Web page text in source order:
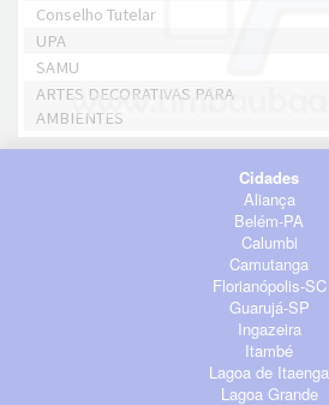
Conselho Tutelar
UPA
SAMU
ARTES DECORATIVAS PARA
AMBIENTES
Cidades
Aliança
Belém-PA
Calumbi
Camutanga
Florianópolis-SC
Guarujá-SP
Ingazeira
Itambé
Lagoa de Itaenga
Lagoa Grande